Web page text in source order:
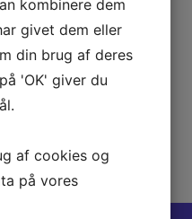
accepterer du samtidig
kombinere dem
givet dem eller
din brug af deres
'OK' giver du
af cookies og
på vores